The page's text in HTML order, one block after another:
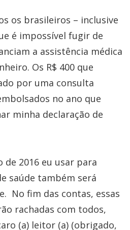
os brasileiros – inclusive
é impossível fugir de
a assistência médica
Os R$ 400 que
por uma consulta
no ano que
minha declaração de
de 2016 eu usar para
saúde também será
No fim das contas, essas
rachadas com todos,
(a) leitor (a) (obrigado,